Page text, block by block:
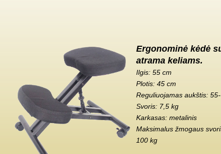
Ergonominė kėdė
atrama keliams.
Ilgis: 55 cm
Plotis: 45 cm
Reguliuojamas aukštis:
Svoris: 7,5 kg
Karkasas: metalinis
Maksimalus žmogaus
100 kg